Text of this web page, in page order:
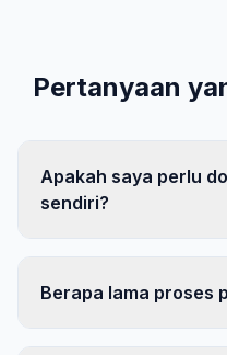
Pertanyaan
Apakah saya perlu
sendiri?
Berapa lama proses